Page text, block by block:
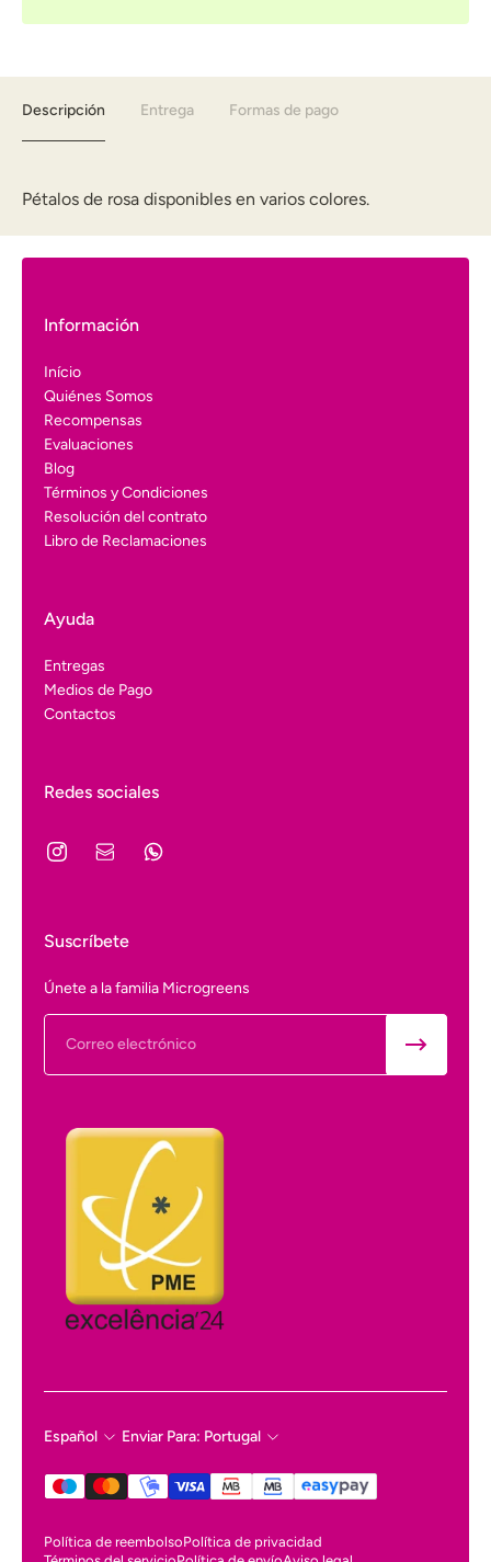
Descripción Entrega Formas de pago
Pétalos de rosa disponibles en varios colores.
Información
Início
Quiénes Somos
Recompensas
Evaluaciones
Blog
Términos y Condiciones
Resolución del contrato
Libro de Reclamaciones
Ayuda
Entregas
Medios de Pago
Contactos
Redes sociales
Suscríbete
Únete a la familia Microgreens
Español Enviar Para: Portugal
Política de reembolsoPolítica de privacidad